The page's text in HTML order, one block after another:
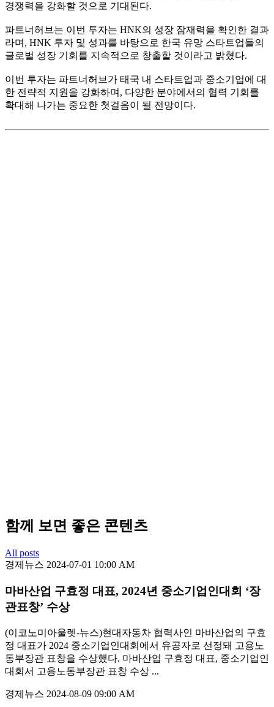
경쟁력을 강화할 것으로 기대된다.
파트너허브는 이번 투자는 HNK의 성장 잠재력을 확인한 결과
라며, HNK 투자 및 성과를 바탕으로 한국 유망 스타트업들의
글로벌 성장 기회를 지속적으로 창출할 것이라고 밝혔다.
이번 투자는 파트너허브가 태국 내 스타트업과 중소기업에 대
한 전략적 지원을 강화하며, 다양한 분야에서의 협력 기회를
확대해 나가는 중요한 첫걸음이 될 전망이다.
함께 보면 좋은 콘텐츠
All posts
경제뉴스 2024-07-01 10:00 AM
마바산업 구효정 대표, 2024년 중소기업인대회 ‘장
관표창’ 수상
(이코노미아울렛-뉴스)현대자동차 협력사인 마바산업의 구효
정 대표가 2024 중소기업인대회에서 유공자로 선정돼 고용노
동부장관 표창을 수상했다. 마바산업 구효정 대표, 중소기업인
대회서 고용노동부장관 표창 수상 ...
경제뉴스 2024-08-09 09:00 AM